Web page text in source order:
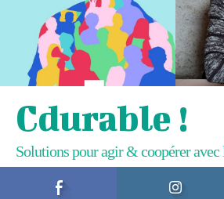
Cdurable !
Solutions pour agir & coopérer